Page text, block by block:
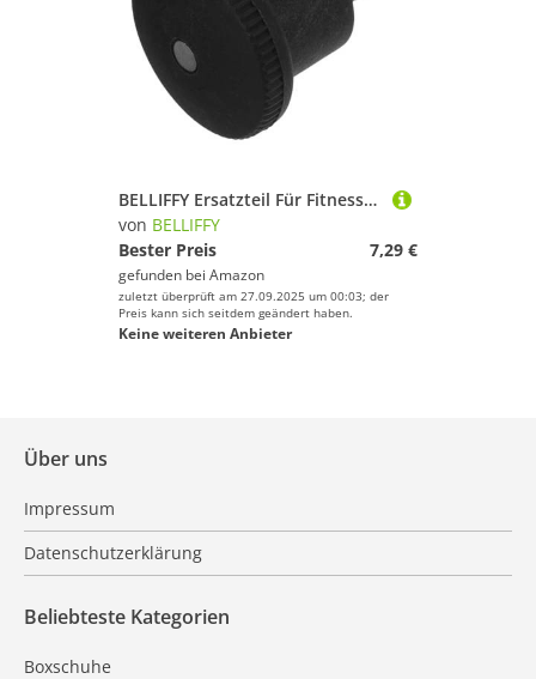
BELLIFFY Ersatzteil Für Fitnessgeräte Drehbarer Pull up Knopf Abs Material Höhenverstellbar Schwarz Zubehör Für Heimtrainer
von BELLIFFY
Bester Preis
7,29 €
gefunden bei Amazon
zuletzt überprüft am 27.09.2025 um 00:03; der
Preis kann sich seitdem geändert haben.
Keine weiteren Anbieter
Über uns
Impressum
Datenschutzerklärung
Beliebteste Kategorien
Boxschuhe